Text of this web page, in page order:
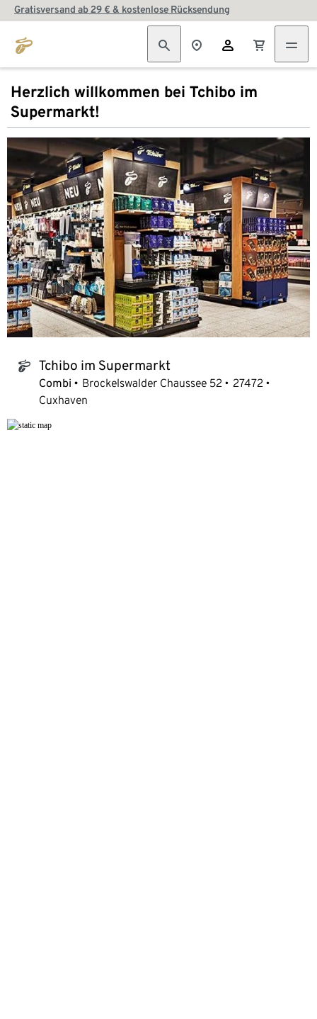
Gratisversand ab 29 € & kostenlose Rücksendung
Herzlich willkommen bei Tchibo im
Supermarkt!
tchibo_logo Tchibo im Supermarkt
Combi Brockelswalder Chaussee 52
27472
Cuxhaven